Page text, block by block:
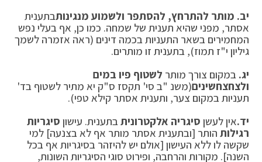
יב. מותר להתרחץ, להסתפר ולשמוע מנגינותבתענית
אסתר, מפני שהיא תענית של שמחה. כמו כן, אף בעלי נפש
המחמירים בשאר התעניות בכמה דינים (ראה אזמרה לשמך
גיליון י"ז תמוז), בתענית זו מותרים.
יג. במקום צורך מותר לשטוף פיו במים
ולצחצחשינים(משנ "ב סי' תקסז ס"ק יא מתיר לשטוף בד'
תעניות במקום צער, ותענית אסתר קילא טפי).
יד.אין לעשן סיגריה אלקטרוניתבתענית. עישון סיגריות
רגילות הותר [ובתענית אסתר מותר אף לא בצנעה] למי
שקשה לו ללא העישון [אולם יש להיזהר בסיגריות אף בכל
השנה]. מקורות והרחבה, ופירוט סוגי הסיגריות השונות,